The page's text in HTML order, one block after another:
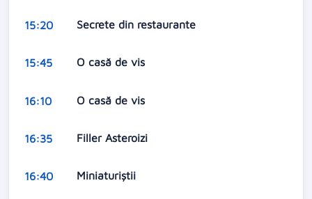
15:20 Secrete din restaurante
15:45 O casă de vis
16:10 O casă de vis
16:35 Filler Asteroizi
16:40 Miniaturiştii